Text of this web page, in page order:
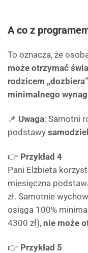
A co z
To oznacza, że
może otrzymać
rodzicem
minimalnego
📌 Uwaga: Samotni
podstawy
👉 Przykład 4
Pani Elżbieta
miesięczna
zł. Samotnie
osiąga 100%
4300 zł), nie może
👉 Przykład 5